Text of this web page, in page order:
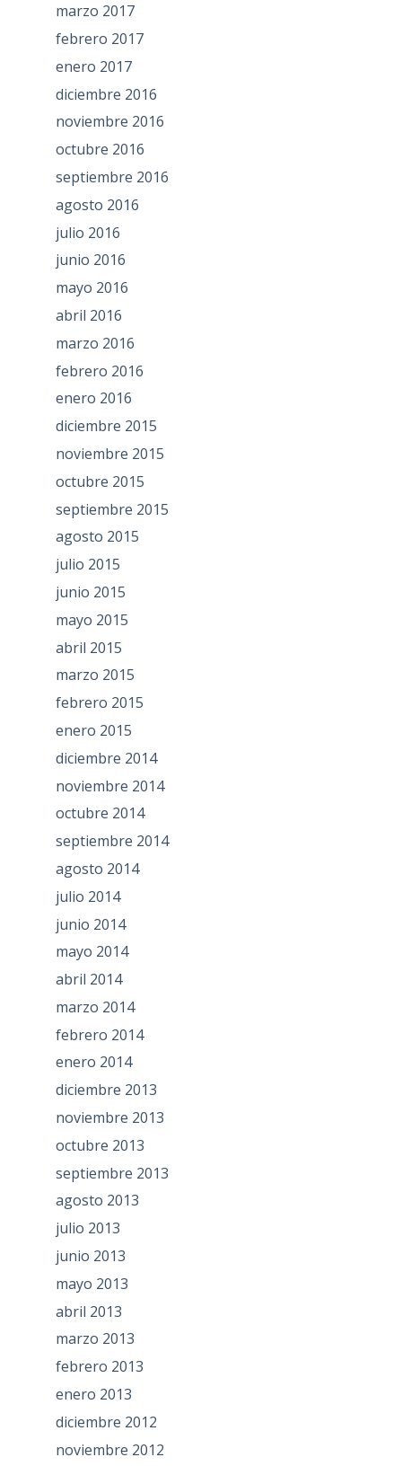
marzo 2017
febrero 2017
enero 2017
diciembre 2016
noviembre 2016
octubre 2016
septiembre 2016
agosto 2016
julio 2016
junio 2016
mayo 2016
abril 2016
marzo 2016
febrero 2016
enero 2016
diciembre 2015
noviembre 2015
octubre 2015
septiembre 2015
agosto 2015
julio 2015
junio 2015
mayo 2015
abril 2015
marzo 2015
febrero 2015
enero 2015
diciembre 2014
noviembre 2014
octubre 2014
septiembre 2014
agosto 2014
julio 2014
junio 2014
mayo 2014
abril 2014
marzo 2014
febrero 2014
enero 2014
diciembre 2013
noviembre 2013
octubre 2013
septiembre 2013
agosto 2013
julio 2013
junio 2013
mayo 2013
abril 2013
marzo 2013
febrero 2013
enero 2013
diciembre 2012
noviembre 2012